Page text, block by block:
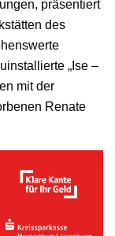
präsentiert
des
„Ise –
mit der
Renate